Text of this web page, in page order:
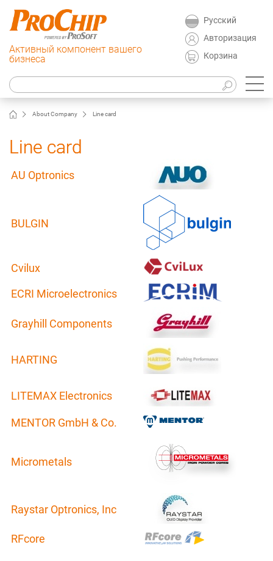
Активный компонент вашего
бизнеса
Русский
Авторизация
Корзина
About Company Line card
Line card
AU Optronics
BULGIN
Cvilux
ECRI Microelectronics
Grayhill Components
HARTING
LITEMAX Electronics
MENTOR GmbH & Co.
Micrometals
Raystar Optronics, Inc
RFcore